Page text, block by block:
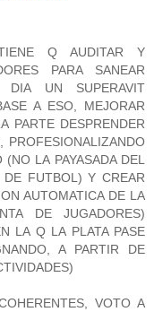
Q AUDITAR Y
PARA SANEAR
UN SUPERAVIT
A ESO, MEJORAR
PARTE DESPRENDER
LA PAYASADA DEL
DE FUTBOL) Y CREAR
AUTOMATICA DE LA
DE JUGADORES)
LA Q LA PLATA PASE
A PARTIR DE
VOTO A